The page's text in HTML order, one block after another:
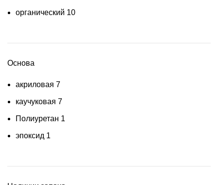
органический 10
Основа
акриловая 7
каучуковая 7
Полиуретан 1
эпоксид 1